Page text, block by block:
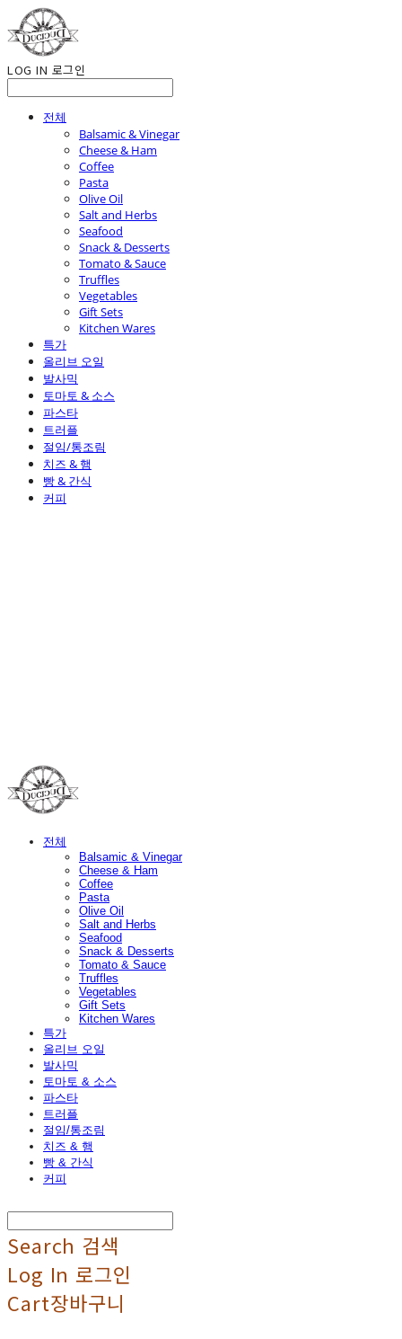
LOG IN 로그인
전체
Balsamic & Vinegar
Cheese & Ham
Coffee
Pasta
Olive Oil
Salt and Herbs
Seafood
Snack & Desserts
Tomato & Sauce
Truffles
Vegetables
Gift Sets
Kitchen Wares
특가
올리브 오일
발사믹
토마토 & 소스
파스타
트러플
절임/통조림
치즈 & 햄
빵 & 간식
커피
전체
Balsamic & Vinegar
Cheese & Ham
Coffee
Pasta
Olive Oil
Salt and Herbs
Seafood
Snack & Desserts
Tomato & Sauce
Truffles
Vegetables
Gift Sets
Kitchen Wares
특가
올리브 오일
발사믹
토마토 & 소스
파스타
트러플
절임/통조림
치즈 & 햄
빵 & 간식
커피
Search 검색
Log In 로그인
Cart장바구니